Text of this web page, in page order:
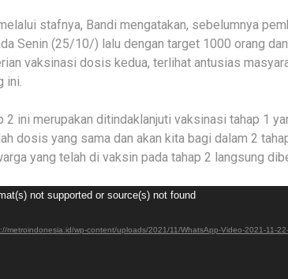
stafnya, Bandi mengatakan, sebelumnya
Senin (25/10/) lalu dengan target 1000 orang
vaksinasi dosis kedua, terlihat antusias
ini.
2 ini merupakan ditindaklanjuti vaksinasi tahap 1
dosis yang sama dan akan kita bagi dalam 2
yang telah di vaksin pada tahap 2 langsung
not supported or source(s) not found
metroindonesia.id/wp-content/uploads/2021/11/WhatsApp-Video-2021-11-